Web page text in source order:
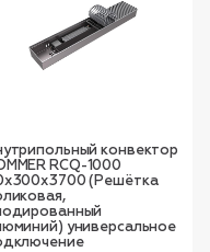
конвектор
RCQ-1000
(Решётка
универсальное